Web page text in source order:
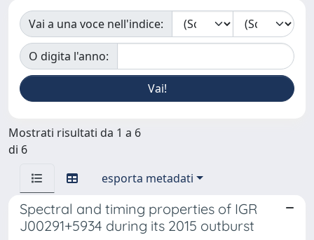
Vai a una voce nell'indice:
O digita l'anno:
Mostrati risultati da 1 a 6
di 6
esporta metadati
Spectral and timing properties of IGR
J00291+5934 during its 2015 outburst